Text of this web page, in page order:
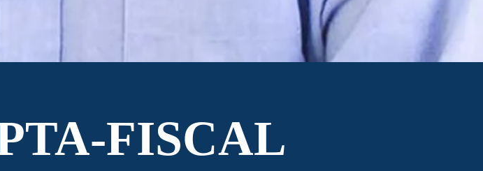
FISCAL